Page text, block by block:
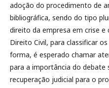
adoção do procedimento de
bibliográfica, sendo do tipo
direito da empresa em crise
Direito Civil, para classificar
forma, é esperado chamar
para a importância do
recuperação judicial para o